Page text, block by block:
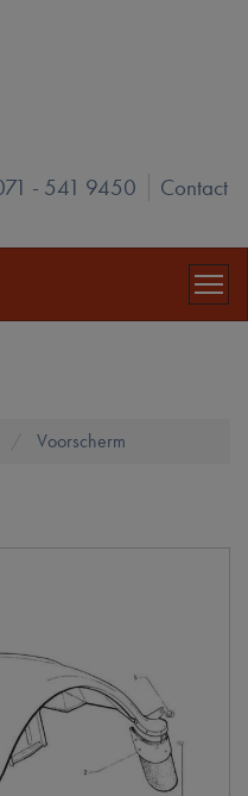
- 541 9450
Contact
Voorscherm